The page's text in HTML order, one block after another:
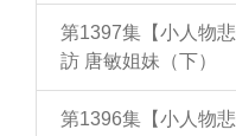
第1397集【小人物
訪 唐敏姐妹（下）
第1396集【小人物